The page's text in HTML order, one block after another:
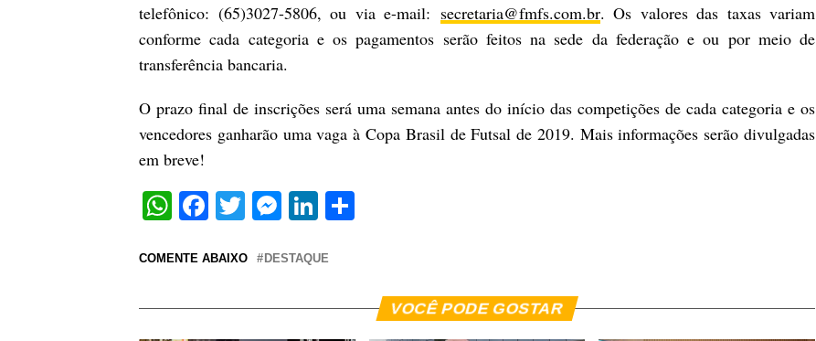
telefônico: (65)3027-5806, ou via e-mail: secretaria@fmfs.com.br. Os valores das taxas variam
conforme cada categoria e os pagamentos serão feitos na sede da federação e ou por meio de
transferência bancaria.
O prazo final de inscrições será uma semana antes do início das competições de cada categoria e os
vencedores ganharão uma vaga à Copa Brasil de Futsal de 2019. Mais informações serão divulgadas
em breve!
WhatsApp
Facebook
TwitterMessenger
LinkedIn
COMENTE ABAIXO DESTAQUE
VOCÊ PODE GOSTAR